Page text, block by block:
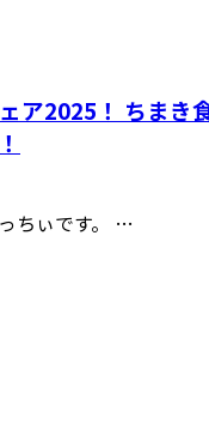
ア2025！ ちまき
ちぃです。 …